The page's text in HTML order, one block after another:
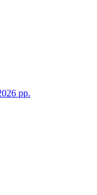
рр.